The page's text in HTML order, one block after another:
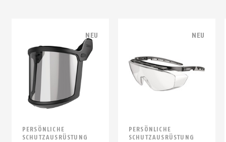
PERSÖNLICHE
SCHUTZAUSRÜSTUNG
NEU
PERSÖNLICHE
SCHUTZAUSRÜSTUNG
NEU